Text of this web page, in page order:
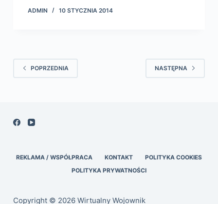
ADMIN 10 STYCZNIA 2014
POPRZEDNIA NASTĘPNA
REKLAMA / WSPÓŁPRACA KONTAKT
POLITYKA COOKIES
POLITYKA PRYWATNOŚCI
Copyright © 2026 Wirtualny Wojownik